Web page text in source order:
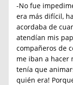
-No fue
era más difícil,
acordaba de
atendían mis
compañeros de
me iban a hacer
tenía que
quién era!